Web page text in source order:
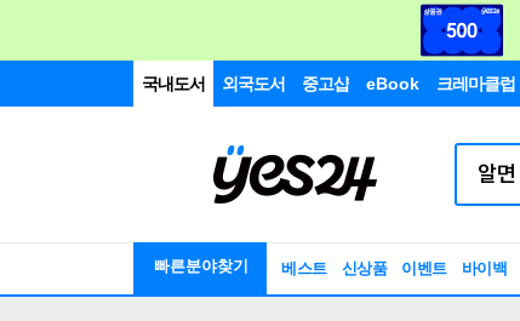
국내도서 외국도서 중고샵 eBook 크레마클럽
빠른분야찾기 베스트 신상품 이벤트 바이백